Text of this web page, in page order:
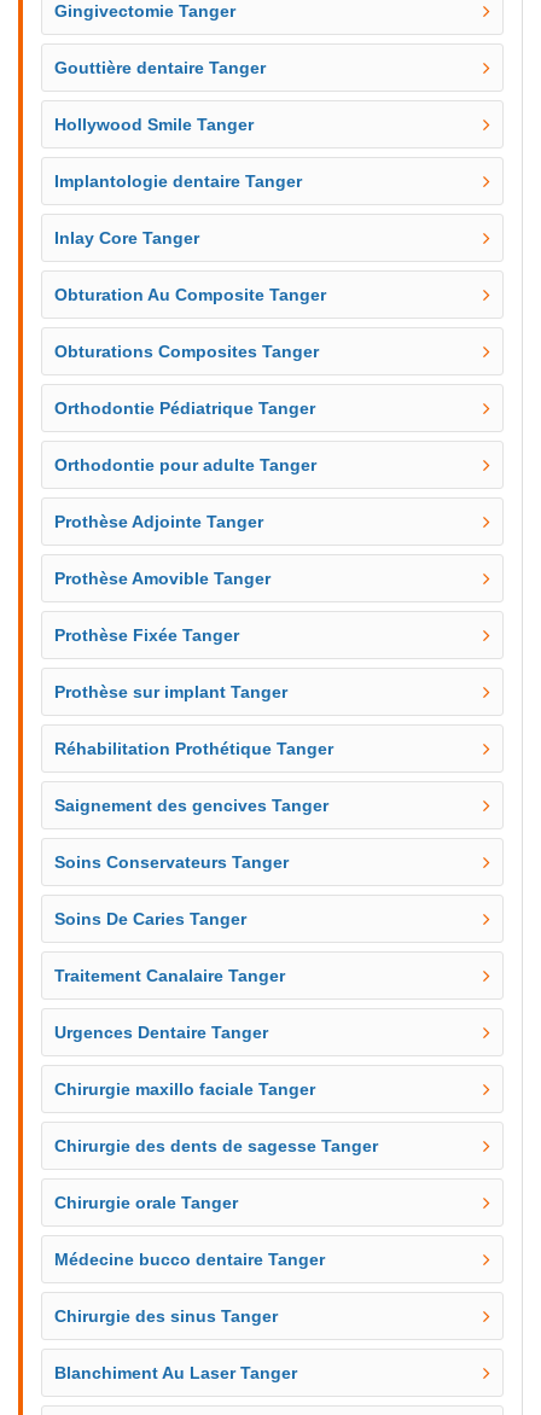
Gingivectomie Tanger
Gouttière dentaire Tanger
Hollywood Smile Tanger
Implantologie dentaire Tanger
Inlay Core Tanger
Obturation Au Composite Tanger
Obturations Composites Tanger
Orthodontie Pédiatrique Tanger
Orthodontie pour adulte Tanger
Prothèse Adjointe Tanger
Prothèse Amovible Tanger
Prothèse Fixée Tanger
Prothèse sur implant Tanger
Réhabilitation Prothétique Tanger
Saignement des gencives Tanger
Soins Conservateurs Tanger
Soins De Caries Tanger
Traitement Canalaire Tanger
Urgences Dentaire Tanger
Chirurgie maxillo faciale Tanger
Chirurgie des dents de sagesse Tanger
Chirurgie orale Tanger
Médecine bucco dentaire Tanger
Chirurgie des sinus Tanger
Blanchiment Au Laser Tanger